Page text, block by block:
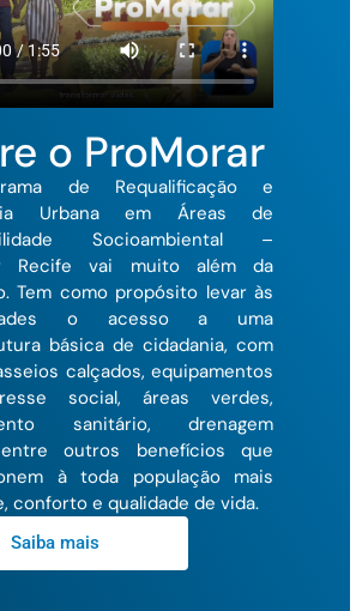
o ProMorar
de Requalificação e
Urbana em Áreas de
Socioambiental –
Recife vai muito além da
Tem como propósito levar às
o acesso a uma
básica de cidadania, com
calçados, equipamentos
social, áreas verdes,
sanitário, drenagem
outros benefícios que
à toda população mais
conforto e qualidade de vida.
Saiba mais